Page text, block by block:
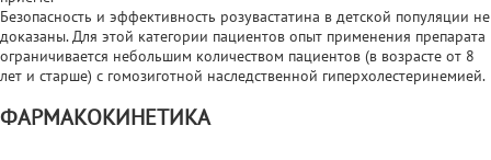
Безопасность и эффективность розувастатина в детской популяции не
доказаны. Для этой категории пациентов опыт применения препарата
ограничивается небольшим количеством пациентов (в возрасте от 8
лет и старше) с гомозиготной наследственной гиперхолестеринемией.
ФАРМАКОКИНЕТИКА